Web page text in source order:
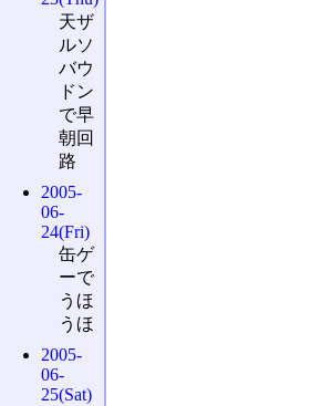
天ザ
ルソ
バウ
ドン
で早
朝回
路
2005-
06-
24(Fri)
缶ゲ
ーで
うほ
うほ
2005-
06-
25(Sat)